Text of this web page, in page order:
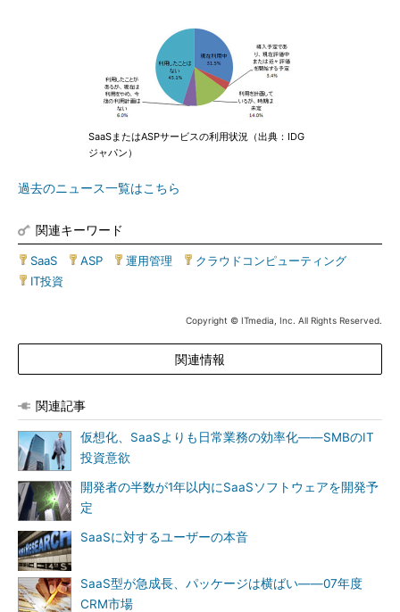
SaaSまたはASPサービスの利用状況（出典：IDG
ジャパン）
過去のニュース一覧はこちら
関連キーワード
SaaS ASP 運用管理 クラウドコンピューティング
IT投資
Copyright © ITmedia, Inc. All Rights Reserved.
関連情報
関連記事
仮想化、SaaSよりも日常業務の効率化――SMBのIT
投資意欲
開発者の半数が1年以内にSaaSソフトウェアを開発予
定
SaaSに対するユーザーの本音
SaaS型が急成長、パッケージは横ばい――07年度
CRM市場